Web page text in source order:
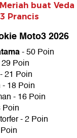
buat Veda
Prancis
Moto3 2026
- 50 Poin
Poin
21 Poin
18 Poin
- 16 Poin
Poin
- 2 Poin